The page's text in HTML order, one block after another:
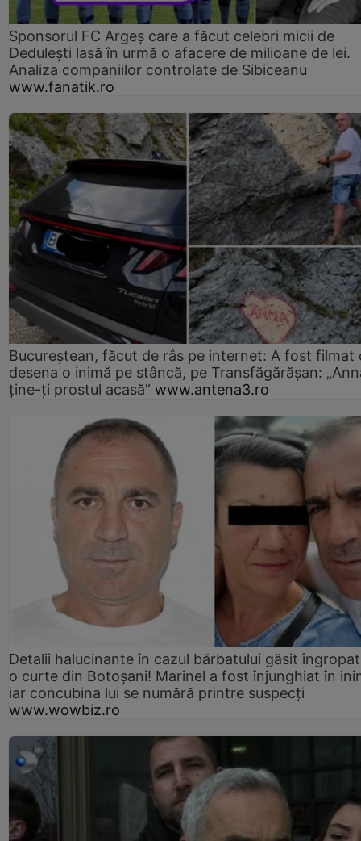
Sponsorul FC Argeș care a făcut celebri micii de
Dedulești lasă în urmă o afacere de milioane de lei.
Analiza companiilor controlate de Sibiceanu
www.fanatik.ro
Bucureștean, făcut de râs pe internet: A fost filmat
desena o inimă pe stâncă, pe Transfăgărășan:
ține-ți prostul acasă” www.antena3.ro
Detalii halucinante în cazul bărbatului găsit
o curte din Botoșani! Marinel a fost înjunghiat în
iar concubina lui se numără printre suspecți
www.wowbiz.ro